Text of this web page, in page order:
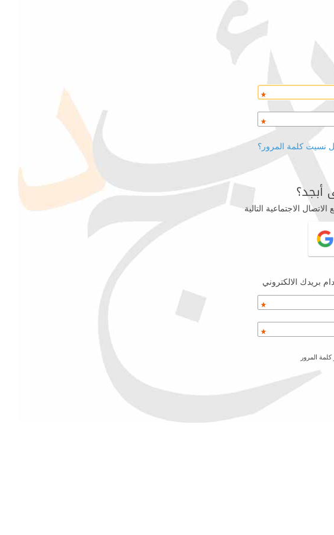
نسيت كلمة المرور؟
الاجتماعية التالية
بريدك الالكتروني